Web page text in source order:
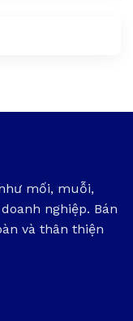
mối, muỗi,
nghiệp. Bán
và thân thiện